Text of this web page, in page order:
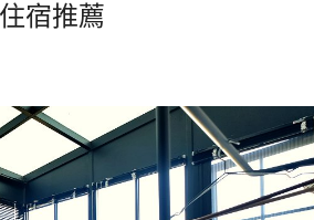
宿推薦